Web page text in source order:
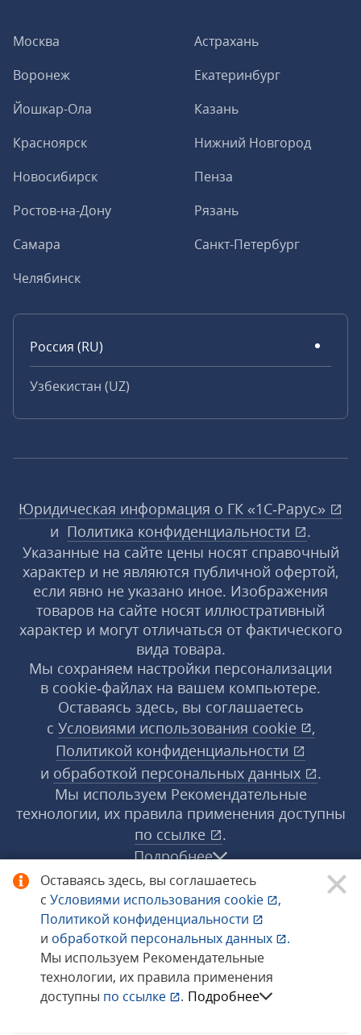
Оставаясь здесь, вы соглашаетесь
с Условиями использования cookie
,
Политикой конфиденциальности
и обработкой персональных данных
.
Мы используем Рекомендательные
технологии, их правила применения
доступны по ссылке . Подробнее
Москва
Астрахань
Воронеж
Екатеринбург
Йошкар-Ола
Казань
Красноярск
Нижний Новгород
Новосибирск
Пенза
Ростов-на-Дону
Рязань
Самара
Санкт-Петербург
Челябинск
Россия (RU)
Узбекистан (UZ)
Юридическая информация о ГК «1С‑Рарус»
и Политика конфиденциальности
.
Указанные на сайте цены носят справочный
характер и не являются публичной офертой,
если явно не указано иное. Изображения
товаров на сайте носят иллюстративный
характер и могут отличаться от фактического
вида товара.
Мы сохраняем настройки персонализации
в cookie‑файлах на вашем компьютере.
Оставаясь здесь, вы соглашаетесь
с Условиями использования cookie
,
Политикой конфиденциальности
и обработкой персональных данных
.
Мы используем Рекомендательные
технологии, их правила применения доступны
по ссылке
.
Подробнее
© 1998−2026 «1С‑Рарус» ®. Все права
защищены.
Сообщить об ошибке